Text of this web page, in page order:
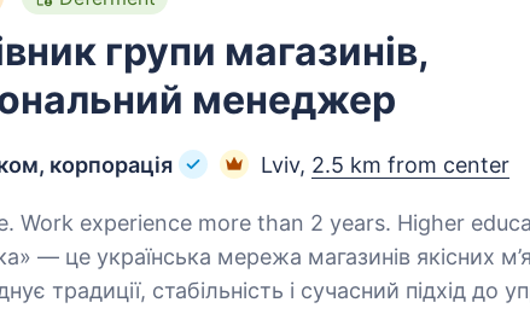
групи магазинів,
менеджер
корпорація Lviv, 2.5 km from center
Work experience more than 2 years. Higher education.
— це українська мережа магазинів якісних
традиції, стабільність і сучасний підхід до